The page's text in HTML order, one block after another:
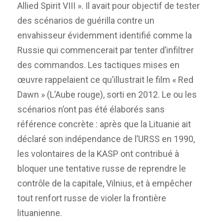
Allied Spirit VIII ». Il avait pour objectif de tester
des scénarios de guérilla contre un
envahisseur évidemment identifié comme la
Russie qui commencerait par tenter d’infiltrer
des commandos. Les tactiques mises en
œuvre rappelaient ce qu’illustrait le film « Red
Dawn » (L’Aube rouge), sorti en 2012. Le ou les
scénarios n’ont pas été élaborés sans
référence concrète : après que la Lituanie ait
déclaré son indépendance de l’URSS en 1990,
les volontaires de la KASP ont contribué à
bloquer une tentative russe de reprendre le
contrôle de la capitale, Vilnius, et à empêcher
tout renfort russe de violer la frontière
lituanienne.